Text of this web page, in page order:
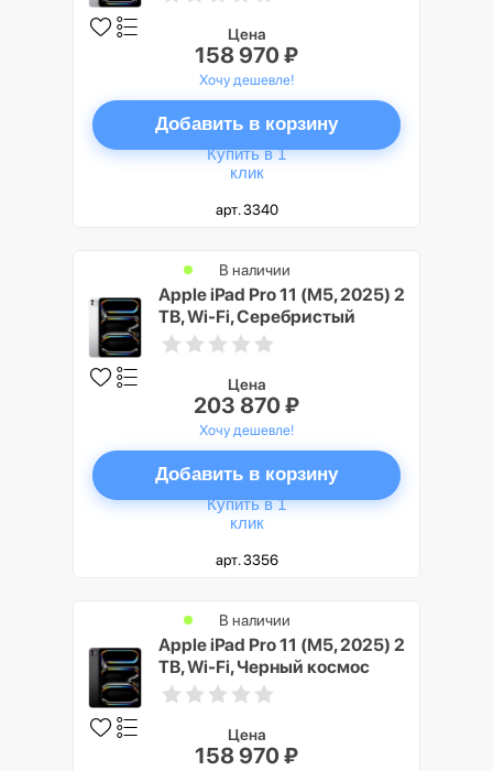
Цена
158 970 ₽
Хочу дешевле!
Добавить в корзину
Купить в 1
клик
арт. 3340
Apple iPad Pro 11 (M5, 2025) 2
TB, Wi-Fi, Серебристый
(Silver), Nano-texture Glass
В наличии
Цена
203 870 ₽
Хочу дешевле!
Добавить в корзину
Купить в 1
клик
арт. 3356
Apple iPad Pro 11 (M5, 2025) 2
TB, Wi-Fi, Черный космос
(Space Black)
В наличии
Цена
158 970 ₽